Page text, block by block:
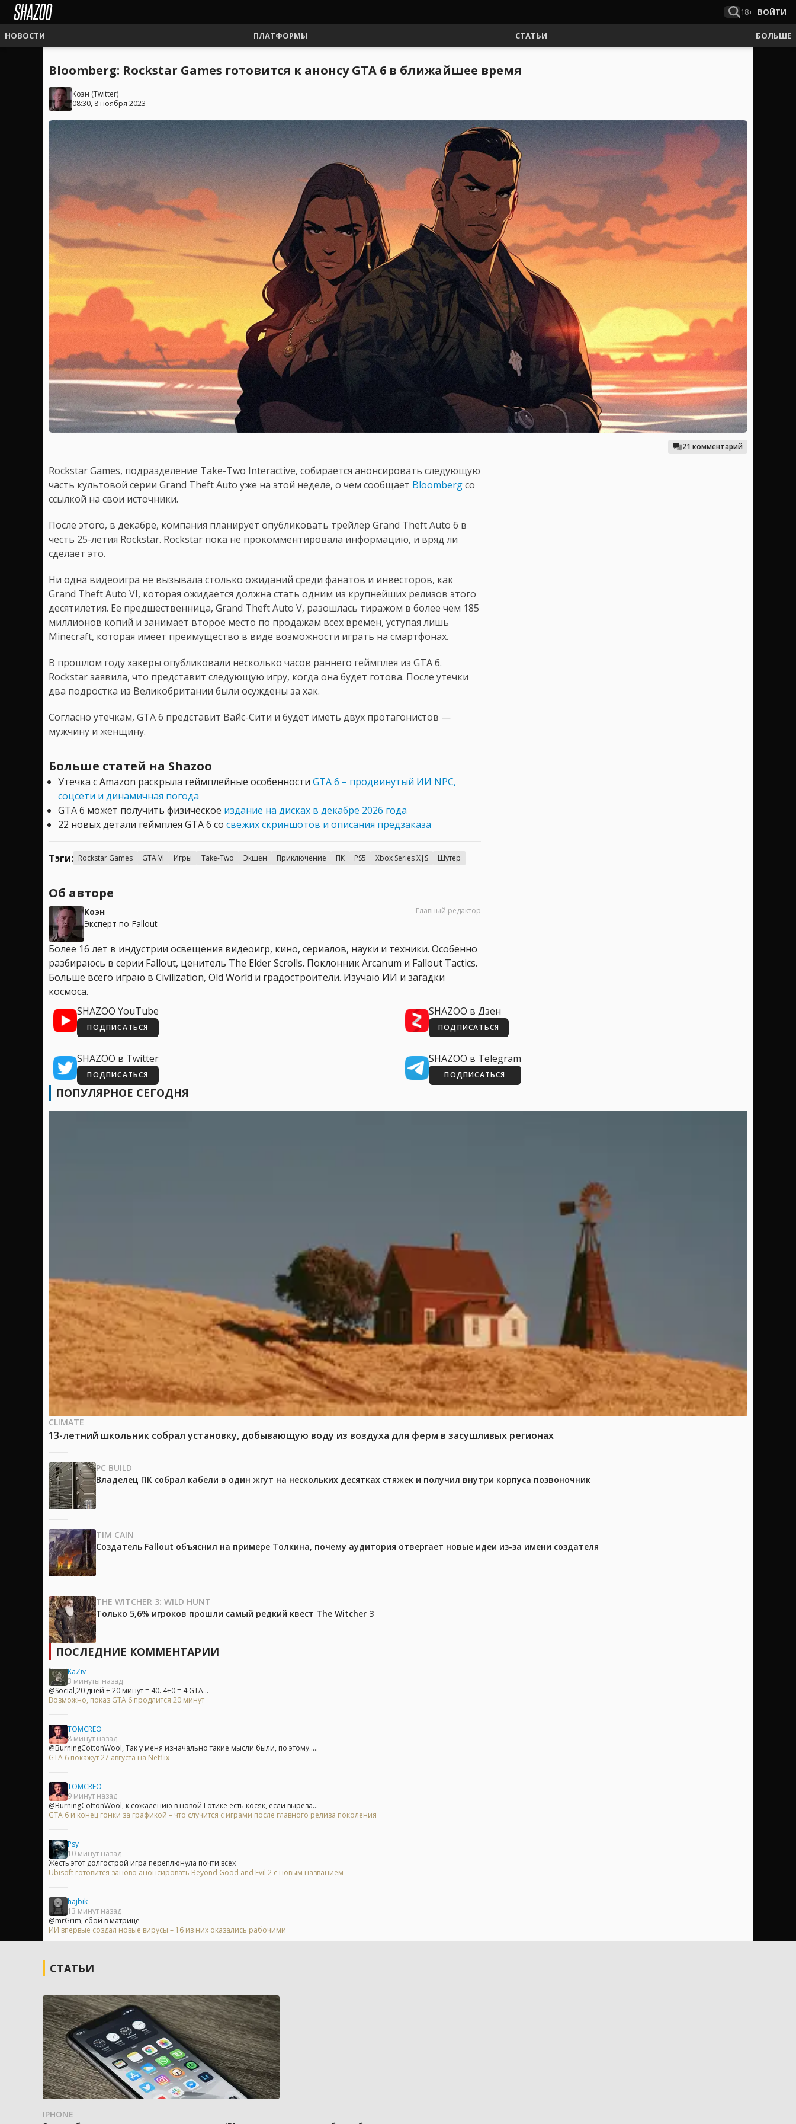
18+ ВОЙТИ
НОВОСТИ ПЛАТФОРМЫ СТАТЬИ БОЛЬШЕ
Bloomberg: Rockstar Games готовится к анонсу GTA 6 в ближайшее время
Коэн (Twitter)
08:30, 8 ноября 2023
21 комментарий
Rockstar Games, подразделение Take-Two Interactive, собирается анонсировать следующую
часть культовой серии Grand Theft Auto уже на этой неделе, о чем сообщает Bloombergсо
ссылкой на свои источники.
После этого, в декабре, компания планирует опубликовать трейлер Grand Theft Auto 6 в
честь 25-летия Rockstar. Rockstar пока не прокомментировала информацию, и вряд ли
сделает это.
Ни одна видеоигра не вызывала столько ожиданий среди фанатов и инвесторов, как
Grand Theft Auto VI, которая ожидается должна стать одним из крупнейших релизов этого
десятилетия. Ее предшественница, Grand Theft Auto V, разошлась тиражом в более чем 185
миллионов копий и занимает второе место по продажам всех времен, уступая лишь
Minecraft, которая имеет преимущество в виде возможности играть на смартфонах.
В прошлом году хакеры опубликовали несколько часов раннего геймплея из GTA 6.
Rockstar заявила, что представит следующую игру, когда она будет готова. После утечки
два подростка из Великобритании были осуждены за хак.
Согласно утечкам, GTA 6 представит Вайс-Сити и будет иметь двух протагонистов —
мужчину и женщину.
Больше статей на Shazoo
Утечка с Amazon раскрыла геймплейные особенности GTA 6 – продвинутый ИИ NPC,
соцсети и динамичная погода
GTA 6 может получить физическое издание на дисках в декабре 2026 года
22 новых детали геймплея GTA 6 со свежих скриншотов и описания предзаказа
Тэги: Rockstar Games GTA VI Игры Take-Two Экшен Приключение ПК PS5 Xbox Series X|S Шутер
Об авторе
Коэн
Эксперт по Fallout
Главный редактор
Более 16 лет в индустрии освещения видеоигр, кино, сериалов, науки и техники. Особенно
разбираюсь в серии Fallout, ценитель The Elder Scrolls. Поклонник Arcanum и Fallout Tactics.
Больше всего играю в Civilization, Old World и градостроители. Изучаю ИИ и загадки
космоса.
SHAZOO YouTube
ПОДПИСАТЬСЯ
SHAZOO в Дзен
ПОДПИСАТЬСЯ
SHAZOO в Twitter
ПОДПИСАТЬСЯ
SHAZOO в Telegram
ПОДПИСАТЬСЯ
ПОПУЛЯРНОЕ СЕГОДНЯ
CLIMATE
13-летний школьник собрал установку, добывающую воду из воздуха для ферм в засушливых регионах
PC BUILD
Владелец ПК собрал кабели в один жгут на нескольких десятках стяжек и получил внутри корпуса позвоночник
TIM CAIN
Создатель Fallout объяснил на примере Толкина, почему аудитория отвергает новые идеи из-за имени создателя
THE WITCHER 3: WILD HUNT
Только 5,6% игроков прошли самый редкий квест The Witcher 3
ПОСЛЕДНИЕ КОММЕНТАРИИ
KaZiv
3 минуты назад
@Social,20 дней + 20 минут = 40. 4+0 = 4.GTA...
Возможно, показ GTA 6 продлится 20 минут
TOMCREO
8 минут назад
@BurningCottonWool, Так у меня изначально такие мысли были, по этому.....
GTA 6 покажут 27 августа на Netflix
TOMCREO
9 минут назад
@BurningCottonWool, к сожалению в новой Готике есть косяк, если выреза...
GTA 6 и конец гонки за графикой – что случится с играми после главного релиза поколения
Psy
10 минут назад
Жесть этот долгострой игра переплюнула почти всех
Ubisoft готовится заново анонсировать Beyond Good and Evil 2 с новым названием
hajbik
13 минут назад
@mrGrim, сбой в матрице
ИИ впервые создал новые вирусы – 16 из них оказались рабочими
СТАТЬИ
IPHONE